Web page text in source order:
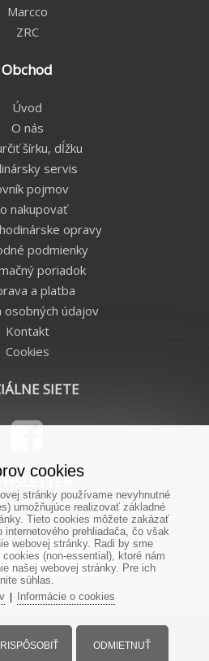
Marcco
ZRC
Obchod
Úvod
O nás
šírku, dĺžku
servis
pojmov
nakupovať
opravy
podmienky
poriadok
a platba
osobných údajov
Kontakt
Cookies
SIETE
novinky priamo na Váš e-mail?
- www.remienky.sk
cookies
stránky používame nevyhnutné
umožňujúce realizovať základné
Tieto cookies môžete zakázať
internetového prehliadača, čo však
webovej stránky. Radi by sme
(non-essential), ktoré nám
našej webovej stránky. Pre ich
súhlas.
| Informácie o cookies
ODMIETNUŤ